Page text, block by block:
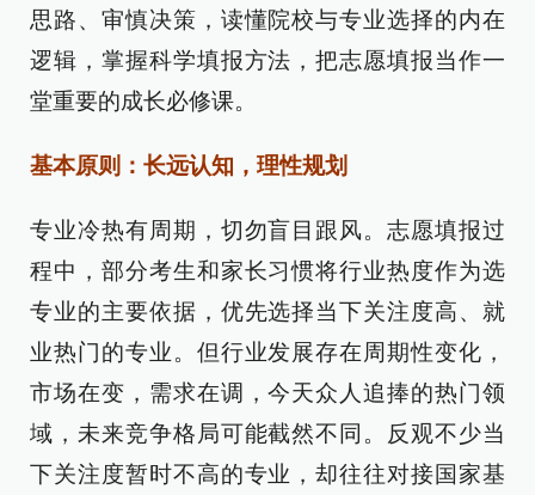
思路、审慎决策，读懂院校与专业选择的内在
逻辑，掌握科学填报方法，把志愿填报当作一
堂重要的成长必修课。
基本原则：长远认知，理性规划
专业冷热有周期，切勿盲目跟风。志愿填报过
程中，部分考生和家长习惯将行业热度作为选
专业的主要依据，优先选择当下关注度高、就
业热门的专业。但行业发展存在周期性变化，
市场在变，需求在调，今天众人追捧的热门领
域，未来竞争格局可能截然不同。反观不少当
下关注度暂时不高的专业，却往往对接国家基